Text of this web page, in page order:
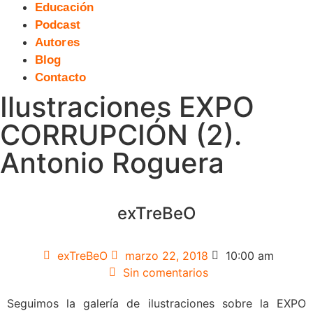
Educación
Podcast
Autores
Blog
Contacto
Ilustraciones EXPO
CORRUPCIÓN (2).
Antonio Roguera
exTreBeO
exTreBeO marzo 22, 2018
10:00 am
Sin comentarios
Seguimos la galería de ilustraciones sobre la EXPO